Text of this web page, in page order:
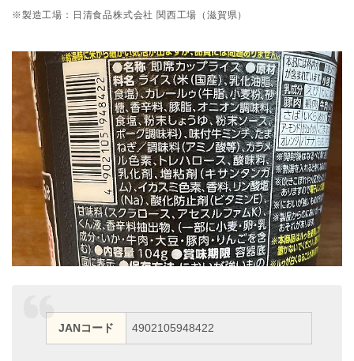
※製造工場：日清食品株式会社 関西工場（滋賀県）
JANコード 4902105948422